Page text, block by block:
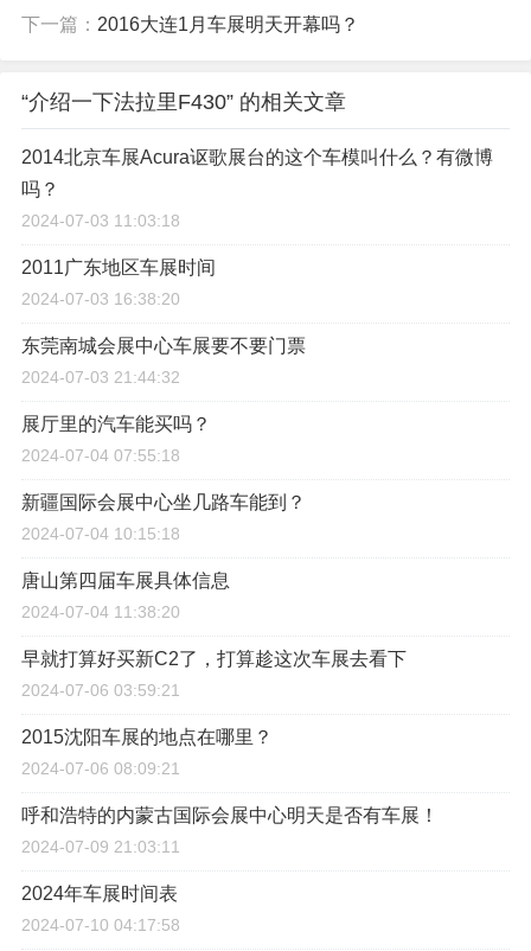
下一篇： 2016大连1月车展明天开幕吗？
“介绍一下法拉里F430” 的相关文章
2014北京车展Acura讴歌展台的这个车模叫什么？有微博
吗？
2024-07-03 11:03:18
2011广东地区车展时间
2024-07-03 16:38:20
东莞南城会展中心车展要不要门票
2024-07-03 21:44:32
展厅里的汽车能买吗？
2024-07-04 07:55:18
新疆国际会展中心坐几路车能到？
2024-07-04 10:15:18
唐山第四届车展具体信息
2024-07-04 11:38:20
早就打算好买新C2了，打算趁这次车展去看下
2024-07-06 03:59:21
2015沈阳车展的地点在哪里？
2024-07-06 08:09:21
呼和浩特的内蒙古国际会展中心明天是否有车展！
2024-07-09 21:03:11
2024年车展时间表
2024-07-10 04:17:58